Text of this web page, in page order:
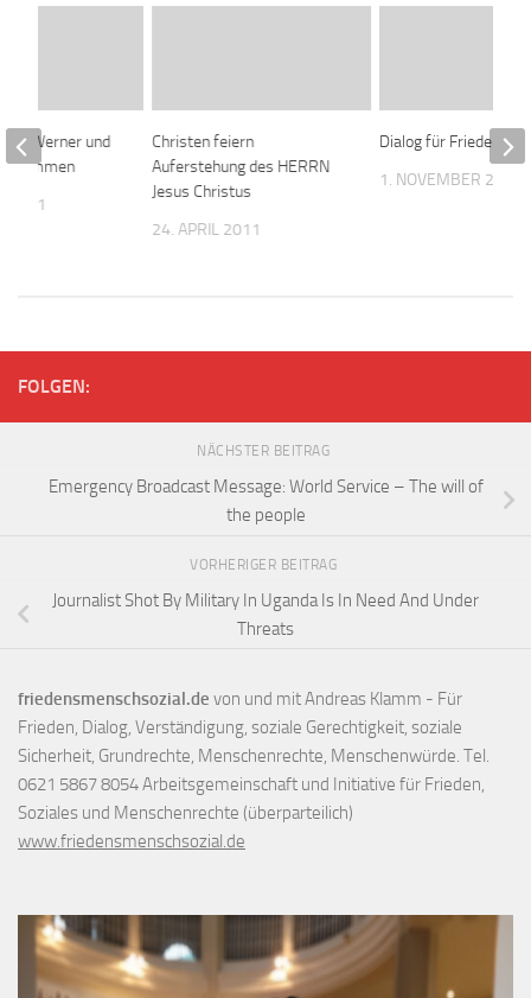
Christen feiern
Auferstehung des HERRN
Jesus Christus
24. APRIL 2011
Dialog für Frieden
1. NOVEMBER 2010
Werner und
2011
FOLGEN:
NÄCHSTER BEITRAG
Emergency Broadcast Message: World Service – The will of
the people
VORHERIGER BEITRAG
Journalist Shot By Military In Uganda Is In Need And Under
Threats
friedensmenschsozial.de von und mit Andreas Klamm - Für
Frieden, Dialog, Verständigung, soziale Gerechtigkeit, soziale
Sicherheit, Grundrechte, Menschenrechte, Menschenwürde. Tel.
0621 5867 8054 Arbeitsgemeinschaft und Initiative für Frieden,
Soziales und Menschenrechte (überparteilich)
www.friedensmenschsozial.de